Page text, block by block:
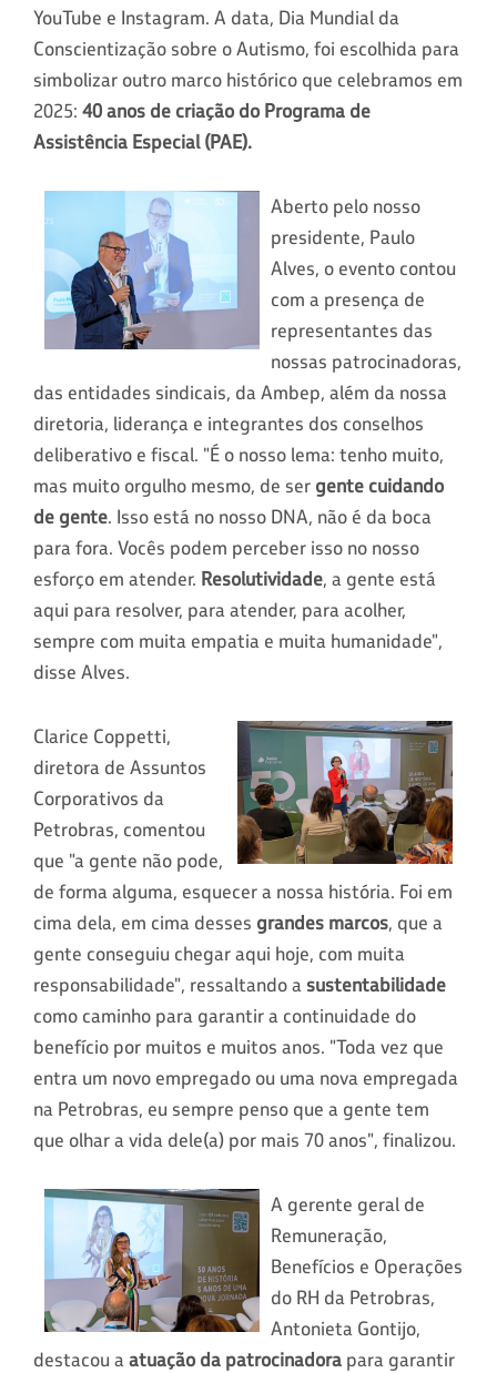
YouTube e Instagram. A data, Dia Mundial da
Conscientização sobre o Autismo, foi escolhida para
simbolizar outro marco histórico que celebramos em
2025: 40 anos de criação do Programa de
Assistência Especial (PAE).
Aberto pelo nosso
presidente, Paulo
Alves, o evento contou
com a presença de
representantes das
nossas patrocinadoras,
das entidades sindicais, da Ambep, além da nossa
diretoria, liderança e integrantes dos conselhos
deliberativo e fiscal. "É o nosso lema: tenho muito,
mas muito orgulho mesmo, de ser gente cuidando
de gente. Isso está no nosso DNA, não é da boca
para fora. Vocês podem perceber isso no nosso
esforço em atender. Resolutividade, a gente está
aqui para resolver, para atender, para acolher,
sempre com muita empatia e muita humanidade",
disse Alves.
Clarice Coppetti,
diretora de Assuntos
Corporativos da
Petrobras, comentou
que "a gente não pode,
de forma alguma, esquecer a nossa história. Foi em
cima dela, em cima desses grandes marcos, que a
gente conseguiu chegar aqui hoje, com muita
responsabilidade", ressaltando a sustentabilidade
como caminho para garantir a continuidade do
benefício por muitos e muitos anos. "Toda vez que
entra um novo empregado ou uma nova empregada
na Petrobras, eu sempre penso que a gente tem
que olhar a vida dele(a) por mais 70 anos", finalizou.
A gerente geral de
Remuneração,
Benefícios e Operações
do RH da Petrobras,
Antonieta Gontijo,
destacou aatuação da patrocinadora para garantir